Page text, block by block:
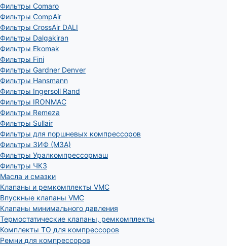
Фильтры Comaro
Фильтры CompAir
Фильтры CrossAir DALI
Фильтры Dalgakiran
Фильтры Ekomak
Фильтры Fini
Фильтры Gardner Denver
Фильтры Hansmann
Фильтры Ingersoll Rand
Фильтры IRONMAC
Фильтры Remeza
Фильтры Sullair
Фильтры для поршневых компрессоров
Фильтры ЗИФ (МЗА)
Фильтры Уралкомпрессормаш
Фильтры ЧКЗ
Масла и смазки
Клапаны и ремкомплекты VMC
Впускные клапаны VMC
Клапаны минимального давления
Термостатические клапаны, ремкомплекты
Комплекты ТО для компрессоров
Ремни для компрессоров